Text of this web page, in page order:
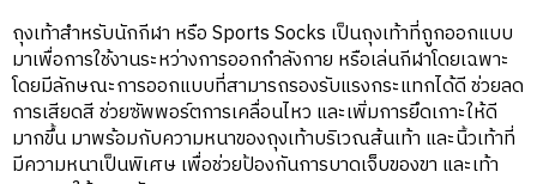
ถุงเท้าสำหรับนักกีฬา หรือ Sports Socks เป็นถุงเท้าที่ถูกออกแบบ
มาเพื่อการใช้งานระหว่างการออกกำลังกาย หรือเล่นกีฬาโดยเฉพาะ
โดยมีลักษณะการออกแบบที่สามารถรองรับแรงกระแทกได้ดี ช่วยลด
การเสียดสี ช่วยซัพพอร์ตการเคลื่อนไหว และเพิ่มการยึดเกาะให้ดี
มากขึ้น มาพร้อมกับความหนาของถุงเท้าบริเวณส้นเท้า และนิ้วเท้าที่
มีความหนาเป็นพิเศษ เพื่อช่วยป้องกันการบาดเจ็บของขา และเท้า